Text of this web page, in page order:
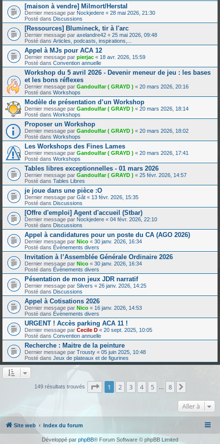
[maison à vendre] Milmort/Herstal
Dernier message par Nockjedere « 28 mai 2026, 21:30
Posté dans Discussions
[Ressources] Blumineck, tir à l'arc
Dernier message par axelandre42 « 25 mai 2026, 09:48
Posté dans Articles, podcasts, inspirations,...
Appel à MJs pour ACA 12
Dernier message par pierjac « 18 avr. 2026, 15:59
Posté dans Convention annuelle
Workshop du 5 avril 2026 - Devenir meneur de jeu : les bases
et les bons réflexes
Dernier message par Gandoulfar ( GRAYD ) « 20 mars 2026, 20:16
Posté dans Workshops
Modèle de présentation d’un Workshop
Dernier message par Gandoulfar ( GRAYD ) « 20 mars 2026, 18:14
Posté dans Workshops
Proposer un Workshop
Dernier message par Gandoulfar ( GRAYD ) « 20 mars 2026, 18:02
Posté dans Workshops
Les Workshops des Fines Lames
Dernier message par Gandoulfar ( GRAYD ) « 20 mars 2026, 17:41
Posté dans Workshops
Tables libres exceptionnelles - 01 mars 2026
Dernier message par Gandoulfar ( GRAYD ) « 25 févr. 2026, 14:57
Posté dans Tables Libres
je joue dans une pièce :O
Dernier message par Gât « 13 févr. 2026, 15:35
Posté dans Discussions
[Offre d'emploi] Agent d'accueil (Stbar)
Dernier message par Nockjedere « 04 févr. 2026, 22:10
Posté dans Discussions
Appel à candidatures pour un poste du CA (AGO 2026)
Dernier message par Nico « 30 janv. 2026, 16:34
Posté dans Évènements divers
Invitation à l’Assemblée Générale Ordinaire 2026
Dernier message par Nico « 30 janv. 2026, 16:34
Posté dans Évènements divers
Pésentation de mon jeux JDR narratif
Dernier message par Silvers « 26 janv. 2026, 14:25
Posté dans Discussions
Appel à Cotisations 2026
Dernier message par Nico « 16 janv. 2026, 14:53
Posté dans Évènements divers
URGENT ! Accès parking ACA 11 !
Dernier message par Cecile D « 20 sept. 2025, 10:05
Posté dans Convention annuelle
Recherche : Maitre de la peinture
Dernier message par Trousty « 05 juin 2025, 10:48
Posté dans Jeux de plateaux et de figurines
149 résultats trouvés Page sur8
1 2 3 4 5 8
Aller à
Site web Index du forum
Développé par phpBB® Forum Software © phpBB Limited